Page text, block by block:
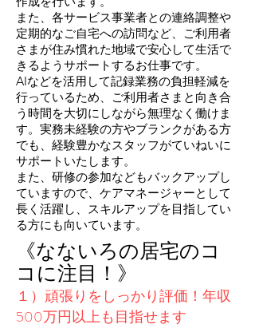
また、各サービス事業者との連絡調整や
定期的なご自宅への訪問など、ご利用者
さまが住み慣れた地域で安心して生活で
きるようサポートするお仕事です。
AIなどを活用して記録業務の負担軽減を
行っているため、ご利用者さまと向き合
う時間を大切にしながら無理なく働けま
す。実務未経験の方やブランクがある方
でも、経験豊かなスタッフがていねいに
サポートいたします。
また、研修の参加などもバックアップし
ていますので、ケアマネージャーとして
長く活躍し、スキルアップを目指してい
る方にも向いています。
《なないろの居宅のコ
コに注目！》
１）頑張りをしっかり評価！年収
500万円以上も目指せます